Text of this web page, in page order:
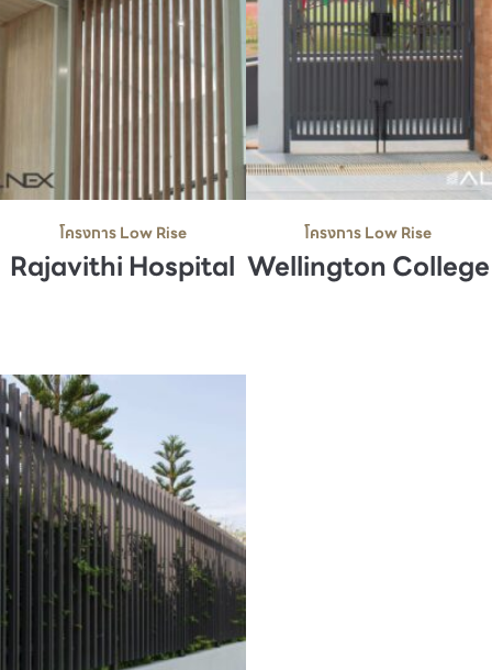
โครงการ Low Rise
Rajavithi Hospital
โครงการ Low Rise
Wellington College